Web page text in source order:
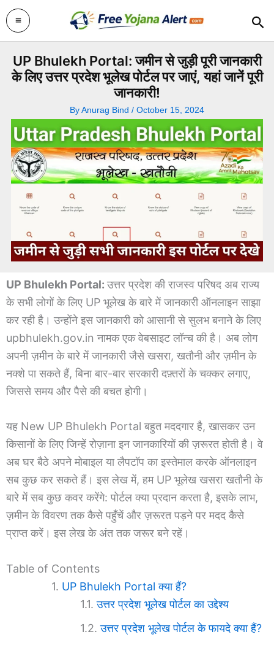
Skip
to
content
UP Bhulekh Portal: जमीन से जुड़ी पूरी जानकारी
के लिए उत्तर प्रदेश भूलेख पोर्टल पर जाएं, यहां जानें पूरी
जानकारी!
ByAnurag Bind / October 15, 2024
UP Bhulekh Portal:उत्तर प्रदेश की राजस्व परिषद अब राज्य
के सभी लोगों के लिए UP भूलेख के बारे में जानकारी ऑनलाइन साझा
कर रही है। उन्होंने इस जानकारी को आसानी से सुलभ बनाने के लिए
upbhulekh.gov.in नामक एक वेबसाइट लॉन्च की है। अब लोग
अपनी ज़मीन के बारे में जानकारी जैसे खसरा, खतौनी और ज़मीन के
नक्शे पा सकते हैं, बिना बार-बार सरकारी दफ़्तरों के चक्कर लगाए,
जिससे समय और पैसे की बचत होगी।
यह New UP Bhulekh Portal बहुत मददगार है, खासकर उन
किसानों के लिए जिन्हें रोज़ाना इन जानकारियों की ज़रूरत होती है। वे
अब घर बैठे अपने मोबाइल या लैपटॉप का इस्तेमाल करके ऑनलाइन
सब कुछ कर सकते हैं। इस लेख में, हम UP भूलेख खसरा खतौनी के
बारे में सब कुछ कवर करेंगे: पोर्टल क्या प्रदान करता है, इसके लाभ,
ज़मीन के विवरण तक कैसे पहुँचें और ज़रूरत पड़ने पर मदद कैसे
प्राप्त करें। इस लेख के अंत तक जरूर बने रहें।
Table of Contents
UP Bhulekh Portal क्या हैं?
उत्तर प्रदेश भूलेख पोर्टल का उद्देश्य
उत्तर प्रदेश भूलेख पोर्टल के फायदे क्या हैं?